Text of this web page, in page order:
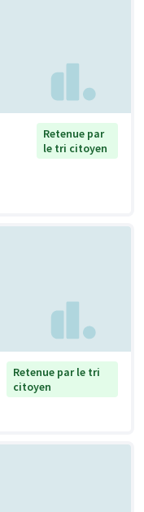
Retenue par
le tri citoyen
Retenue par le tri
citoyen